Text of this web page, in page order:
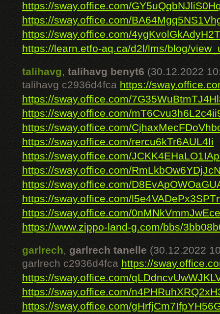
https://sway.office.com/
https://sway.office.com/
https://sway.office.com/
https://learn.etfo-aq.ca/d2l/lms/blog/
talihavg, talihavg benyt6 (30.12.2022
talihavg c2936d4fca https://
https://sway.office.com/
https://sway.office.com/
https://sway.office.com/
https://sway.office.com/rercu6kTr6AUL4Ii
https://sway.office.com/
https://sway.office.com/
https://sway.office.com/
https://sway.office.com/
https://sway.office.com/
https://www.zippo-land-g.com/bbs/
garlrech, garlrech tanelle (30.12.2022
garlrech c2936d4fca https://
https://sway.office.com/
https://sway.office.com/
https://sway.office.com/